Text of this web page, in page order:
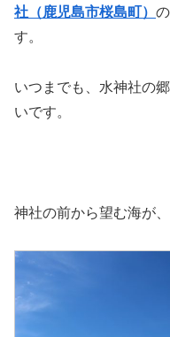
社（鹿児島市桜島町）
す。
いつまでも、水神社の
いです。
神社の前から望む海が